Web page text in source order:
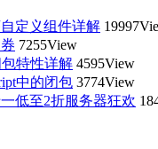
定义组件详解
7255View
包特性详解 4595View
中的闭包 3774View
低至2折服务器狂欢